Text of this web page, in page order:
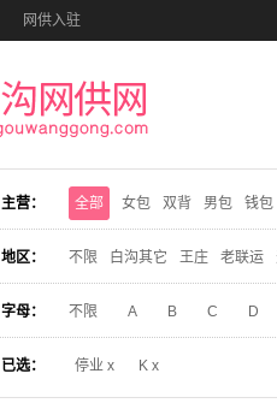
网供入驻
主营： 全部 女包 双背 男包 钱包
地区： 不限 白沟其它 王庄 老联运
字母： 不限 A B C D
已选： 停业 x K x